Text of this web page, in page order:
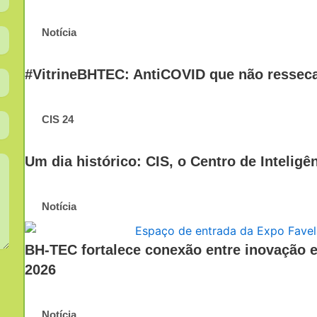
Notícia
#VitrineBHTEC: AntiCOVID que não
CIS 24
Um dia histórico: CIS, o Centro de
Notícia
BH-TEC fortalece conexão entre inovação
2026
Notícia